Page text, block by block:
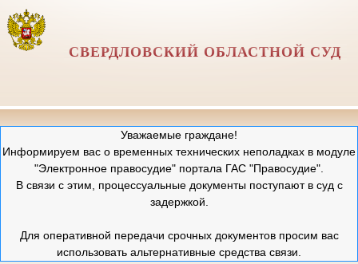
СВЕРДЛОВСКИЙ ОБЛАСТНОЙ СУД
Уважаемые граждане!
Информируем вас о временных технических неполадках в модуле
"Электронное правосудие" портала ГАС "Правосудие".
В связи с этим, процессуальные документы поступают в суд с
задержкой.
Для оперативной передачи срочных документов просим вас
использовать альтернативные средства связи.